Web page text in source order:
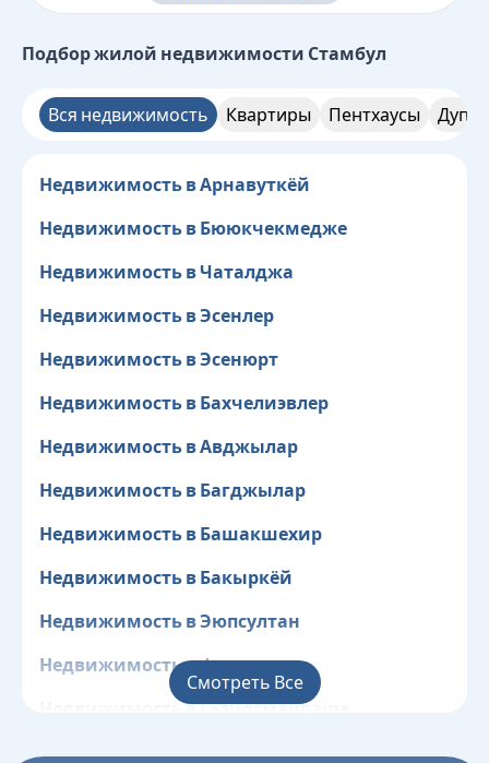
Подбор жилой недвижимости Стамбул
Вся недвижимость Квартиры Пентхаусы
Недвижимость в Арнавуткёй
Недвижимость в Бююкчекмедже
Недвижимость в Чаталджа
Недвижимость в Эсенлер
Недвижимость в Эсенюрт
Недвижимость в Бахчелиэвлер
Недвижимость в Авджылар
Недвижимость в Багджылар
Недвижимость в Башакшехир
Недвижимость в Бакыркёй
Недвижимость в Эюпсултан
Недвижимость в Фатих
Недвижимость в Газиосманпаша
Недвижимость в Гюнгёрен
Смотреть Все